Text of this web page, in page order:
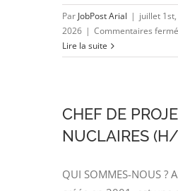
Par JobPost Arial | juillet 1st,
2026 | Commentaires
Lire la suite
CHEF DE
NUCLAIRES
QUI SOMMES-NOUS ?